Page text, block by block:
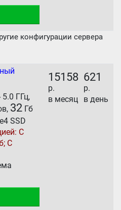
конфигурации сервера
5.0 ГГц,
32 Гб
SSD
С
С
15158
р.
в месяц
621
р.
в день